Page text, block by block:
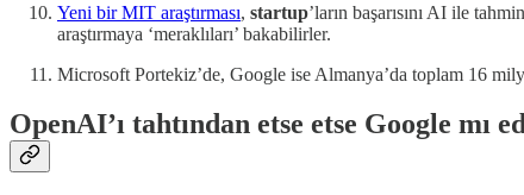
Yeni bir MIT araştırması, startup’ların başarısını AI ile
araştırmaya ‘meraklıları’ bakabilirler.
Microsoft Portekiz’de, Google ise Almanya’da toplam 16
OpenAI’ı tahtından etse etse Google mı